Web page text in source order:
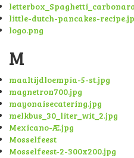
little-dutch-pancakes-
logo.png
M
maaltijdloempia-5-st.jpg
magnetron700.jpg
mayonaisecatering.jpg
melkbus_30_liter_wit_2.jpg
Mexicano-Æ.jpg
Mosselfeest
Mosselfeest-2-300x200.jpg